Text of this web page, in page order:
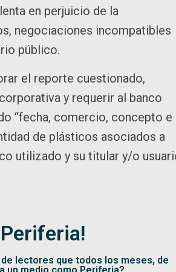
en perjuicio de la
negociaciones incompatibles
público.
el reporte cuestionado,
y requerir al banco
“fecha, comercio, concepto e
de plásticos asociados a
utilizado y su titular y/o
lectores que todos los meses, de